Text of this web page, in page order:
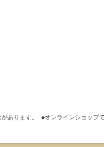
ります。 ◆オンラインショッ